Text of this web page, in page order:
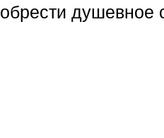
обрести душевное